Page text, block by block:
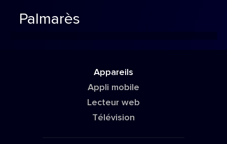
Palmarès
Appareils
Appli mobile
Lecteur web
Télévision